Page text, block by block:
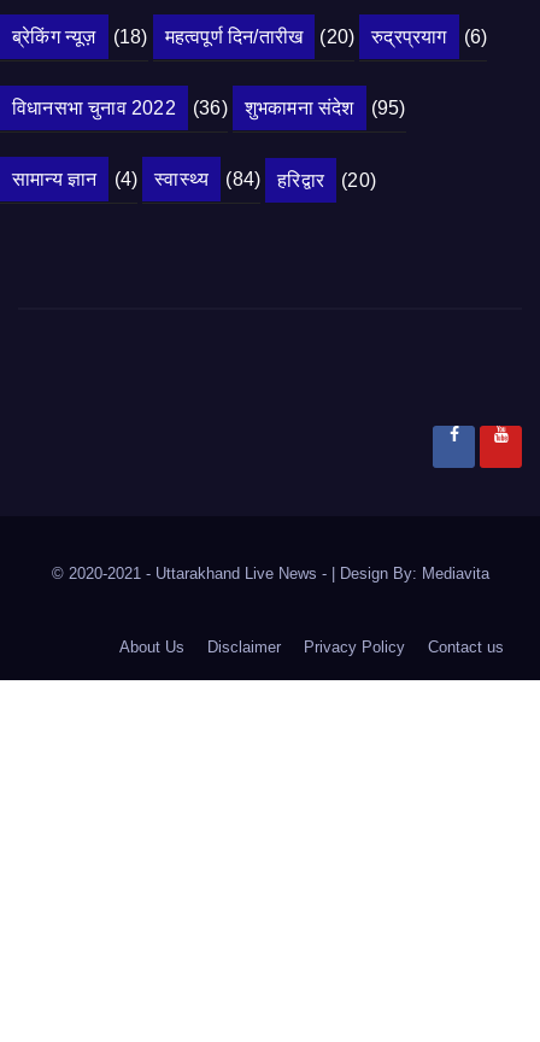
ब्रेकिंग न्यूज़ (18) महत्वपूर्ण दिन/तारीख (20) रुद्रप्रयाग (6)
विधानसभा चुनाव 2022 (36) शुभकामना संदेश (95)
सामान्य ज्ञान (4) स्वास्थ्य (84) हरिद्वार (20)
© 2020-2021 - Uttarakhand Live News - Design By: Mediavita
About Us Disclaimer Privacy Policy Contact us